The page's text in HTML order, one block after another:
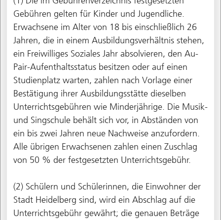
Gebühren gelten für Kinder und Jugendliche.
Erwachsene im Alter von 18 bis einschließlich 26
Jahren, die in einem Ausbildungsverhältnis stehen,
ein Freiwilliges Soziales Jahr absolvieren, den Au-
Pair-Aufenthaltsstatus besitzen oder auf einen
Studienplatz warten, zahlen nach Vorlage einer
Bestätigung ihrer Ausbildungsstätte dieselben
Unterrichtsgebühren wie Minderjährige. Die Musik-
und Singschule behält sich vor, in Abständen von
ein bis zwei Jahren neue Nachweise anzufordern.
Alle übrigen Erwachsenen zahlen einen Zuschlag
von 50 % der festgesetzten Unterrichtsgebühr.
(2) Schülern und Schülerinnen, die Einwohner der
Stadt Heidelberg sind, wird ein Abschlag auf die
Unterrichtsgebühr gewährt; die genauen Beträge